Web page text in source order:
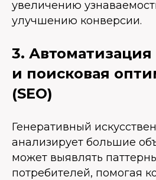
увеличению
улучшению конверсии.
3.
и поисковая
(SEO)
Генеративный
анализирует большие
может выявлять
потребителей, помогая